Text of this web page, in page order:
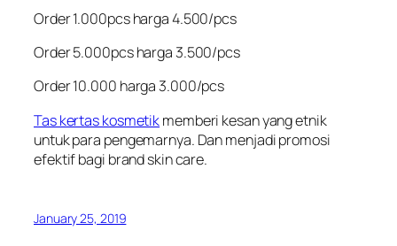
Order 1.000pcs harga 4.500/pcs
Order 5.000pcs harga 3.500/pcs
Order 10.000 harga 3.000/pcs
Tas kertas kosmetikmemberi kesan yang etnik
untuk para pengemarnya. Dan menjadi promosi
efektif bagi brand skin care.
January 25, 2019